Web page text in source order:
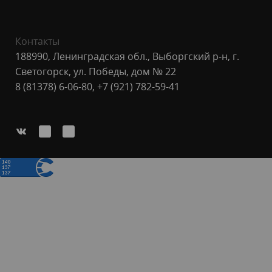
Контакты
188990, Ленинградская обл., Выборгский р-н, г.
Светогорск, ул. Победы, дом № 22
8 (81378) 6-06-80, +7 (921) 782-59-41